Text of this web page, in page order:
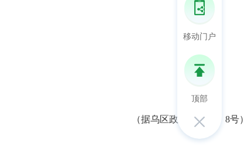
（据乌区政发〔2026 8号）
移动门户
顶部